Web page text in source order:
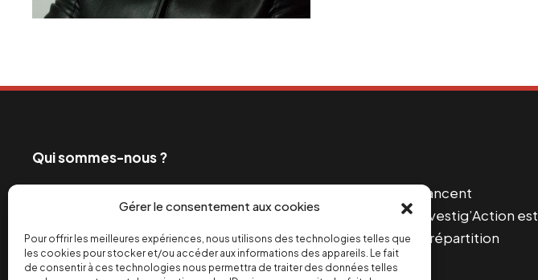
Gérer le consentement aux cookies
Pour offrir les meilleures expériences, nous utilisons des technologies telles que
les cookies pour stocker et/ou accéder aux informations des appareils. Le fait
de consentir à ces technologies nous permettra de traiter des données telles
Qui sommes-nous ?
Ceux qui exploitent les travailleurs et profitent des guerres financent
également les grands médias. C’est pourquoi depuis 2004, Investig’Action est
engagé dans la bataille de l’info pour un monde de paix et une répartition
équitable des richesses.